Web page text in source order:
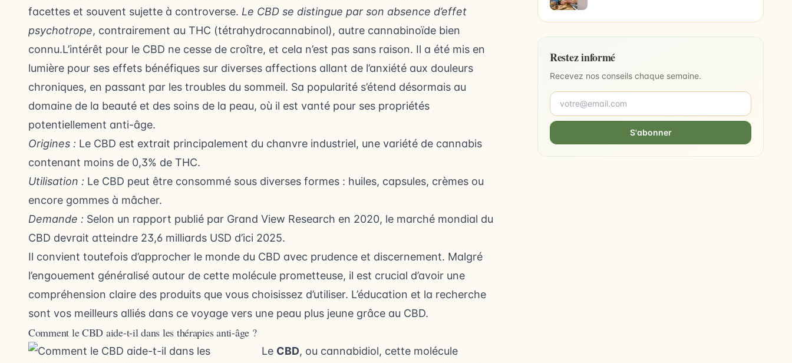
facettes et souvent sujette à controverse. Le CBD se distingue par son absence d’effet
psychotrope, contrairement au THC (tétrahydrocannabinol), autre cannabinoïde bien
connu.L’intérêt pour le CBD ne cesse de croître, et cela n’est pas sans raison. Il a été mis en
lumière pour ses effets bénéfiques sur diverses affections allant de l’anxiété aux douleurs
chroniques, en passant par les troubles du sommeil. Sa popularité s’étend désormais au
domaine de la beauté et des soins de la peau, où il est vanté pour ses propriétés
potentiellement anti-âge.
Origines : Le CBD est extrait principalement du chanvre industriel, une variété de cannabis
contenant moins de 0,3% de THC.
Utilisation : Le CBD peut être consommé sous diverses formes : huiles, capsules, crèmes ou
encore gommes à mâcher.
Demande : Selon un rapport publié par Grand View Research en 2020, le marché mondial du
CBD devrait atteindre 23,6 milliards USD d’ici 2025.
Il convient toutefois d’approcher le monde du CBD avec prudence et discernement. Malgré
l’engouement généralisé autour de cette molécule prometteuse, il est crucial d’avoir une
compréhension claire des produits que vous choisissez d’utiliser. L’éducation et la recherche
sont vos meilleurs alliés dans ce voyage vers une peau plus jeune grâce au CBD.
Comment le CBD aide-t-il dans les thérapies anti-âge ?
Le CBD, ou cannabidiol, cette molécule
Restez informé
Recevez nos conseils chaque semaine.
S'abonner